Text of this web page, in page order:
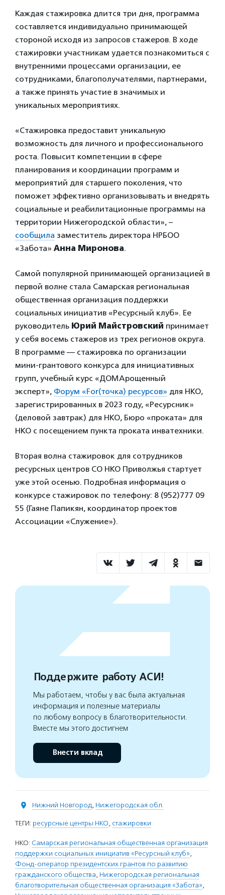
Каждая стажировка длится три дня, программа
составляется индивидуально принимающей
стороной исходя из запросов стажеров. В ходе
стажировки участникам удается познакомиться с
внутренними процессами организации, ее
сотрудниками, благополучателями, партнерами,
а также принять участие в значимых и
уникальных мероприятиях.
«Стажировка предоставит уникальную
возможность для личного и профессионального
роста. Повысит компетенции в сфере
планирования и координации программ и
мероприятий для старшего поколения, что
поможет эффективно организовывать и внедрять
социальные и реабилитационные программы на
территории Нижегородской области», –
сообщила заместитель директора НРБОО
«Забота» Анна Миронова.
Самой популярной принимающей организацией в
первой волне стала Самарская региональная
общественная организация поддержки
социальных инициатив «Ресурсный клуб». Ее
руководитель Юрий Майстровский принимает
у себя восемь стажеров из трех регионов округа.
В программе — стажировка по организации
мини-грантового конкурса для инициативных
групп, учебный курс «ДОМАрощенный
эксперт», Форум «For(точка) ресурсов» для НКО,
зарегистрированных в 2023 году, «Ресурсник»
(деловой завтрак) для НКО, Бюро «проката» для
НКО с посещением пункта проката инватехники.
Вторая волна стажировок для сотрудников
ресурсных центров СО НКО Приволжья стартует
уже этой осенью. Подробная информация о
конкурсе стажировок по телефону: 8 (952)777 09
55 (Гаяне Папикян, координатор проектов
Ассоциации «Служение»).
Поддержите работу АСИ!
Мы работаем, чтобы у вас была актуальная
информация и полезные материалы
по любому вопросу в благотворительности.
Вместе мы этого достигнем
Внести вклад
Нижний Новгород, Нижегородская обл.
ТЕГИ: ресурсные центры НКО, стажировки
НКО: Самарская региональная общественная организация
поддержки социальных инициатив «Ресурсный клуб»,
Фонд-оператор президентских грантов по развитию
гражданского общества, Нижегородская региональная
благотворительная общественная организация «Забота»,